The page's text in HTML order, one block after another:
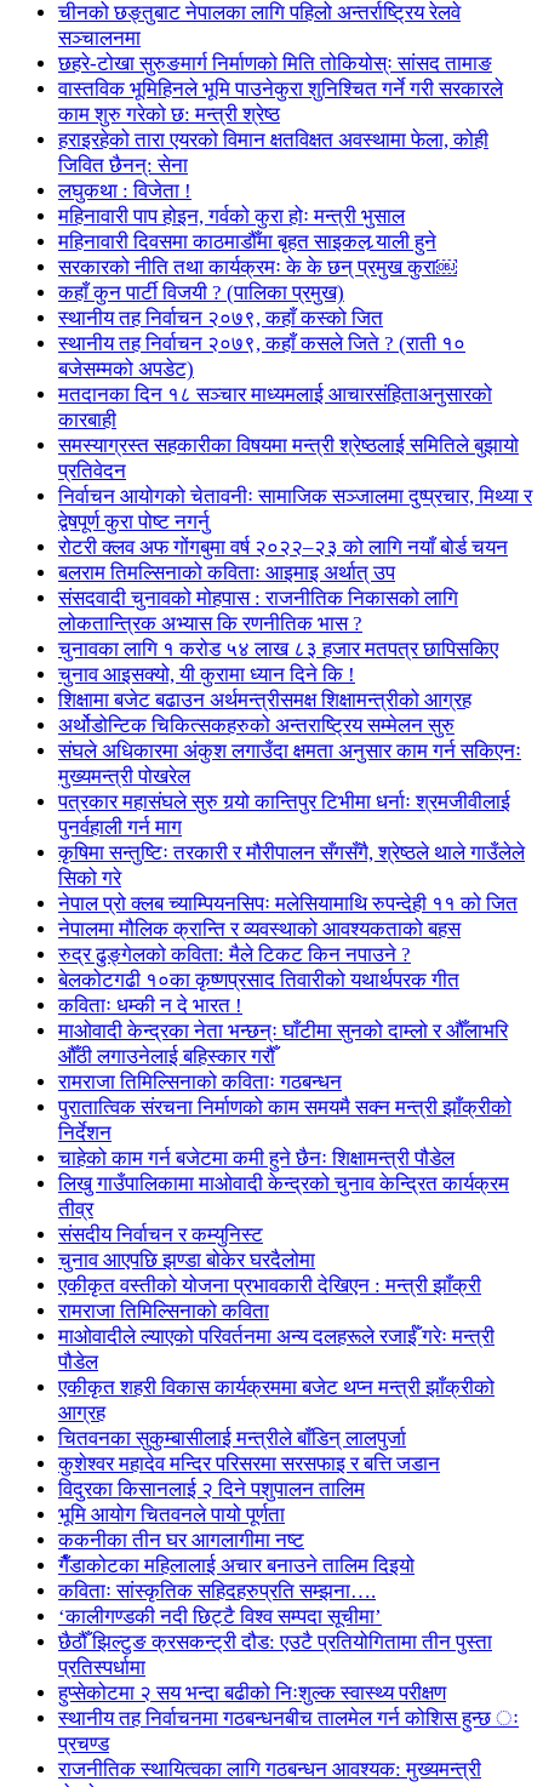
चीनको छङ्तुबाट नेपालका लागि पहिलो अन्तर्राष्ट्रिय रेलवे
सञ्चालनमा
छहरे-टोखा सुरुङमार्ग निर्माणको मिति तोकियोस्ः सांसद तामाङ
वास्तविक भूमिहिनले भूमि पाउनेकुरा शुनिश्चित गर्ने गरी सरकारले
काम शुरु गरेको छ: मन्त्री श्रेष्ठ
हराइरहेको तारा एयरको विमान क्षतविक्षत अवस्थामा फेला, कोही
जिवित छैनन्: सेना
लघुकथा : विजेता !
महिनावारी पाप होइन, गर्वको कुरा होः मन्त्री भुसाल
महिनावारी दिवसमा काठमाडौँमा बृहत साइकल र्‍याली हुने
सरकारको नीति तथा कार्यक्रमः के के छन् प्रमुख कुरा￼
कहाँ कुन पार्टी विजयी ? (पालिका प्रमुख)
स्थानीय तह निर्वाचन २०७९, कहाँ कस्को जित
स्थानीय तह निर्वाचन २०७९, कहाँ कसले जिते ? (राती १०
बजेसम्मको अपडेट)
मतदानका दिन १८ सञ्चार माध्यमलाई आचारसंहिताअनुसारको
कारबाही
समस्याग्रस्त सहकारीका विषयमा मन्त्री श्रेष्ठलाई समितिले बुझायो
प्रतिवेदन
निर्वाचन आयोगको चेतावनीः सामाजिक सञ्जालमा दुष्प्रचार, मिथ्या र
द्वेषपूर्ण कुरा पोष्ट नगर्नु
रोटरी क्लव अफ गोंगबुमा वर्ष २०२२–२३ को लागि नयाँ बोर्ड चयन
बलराम तिमल्सिनाको कविताः आइमाइ अर्थात् उप
संसदवादी चुनावको मोहपास : राजनीतिक निकासको लागि
लोकतान्त्रिक अभ्यास कि रणनीतिक भास ?
चुनावका लागि १ करोड ५४ लाख ८३ हजार मतपत्र छापिसकिए
चुनाव आइसक्यो, यी कुरामा ध्यान दिने कि !
शिक्षामा बजेट बढाउन अर्थमन्त्रीसमक्ष शिक्षामन्त्रीको आग्रह
अर्थोडोन्टिक चिकित्सकहरुको अन्तराष्ट्रिय सम्मेलन सुरु
संघले अधिकारमा अंकुश लगाउँदा क्षमता अनुसार काम गर्न सकिएनः
मुख्यमन्त्री पोखरेल
पत्रकार महासंघले सुरु गर्‍यो कान्तिपुर टिभीमा धर्नाः श्रमजीवीलाई
पुनर्वहाली गर्न माग
कृषिमा सन्तुष्टिः तरकारी र मौरीपालन सँगसँगै, श्रेष्ठले थाले गाउँलेले
सिको गरे
नेपाल प्रो क्लब च्याम्पियनसिपः मलेसियामाथि रुपन्देही ११ को जित
नेपालमा मौलिक क्रान्ति र व्यवस्थाको आवश्यकताको बहस
रुद्र ढुङ्गेलको कविता: मैले टिकट किन नपाउने ?
बेलकोटगढी १०का कृष्णप्रसाद तिवारीको यथार्थपरक गीत
कविताः धम्की न दे भारत !
माओवादी केन्द्रका नेता भन्छन्ः घाँटीमा सुनको दाम्लो र औँलाभरि
औँठी लगाउनेलाई बहिस्कार गरौँ
रामराजा तिमिल्सिनाको कविताः गठबन्धन
पुरातात्विक संरचना निर्माणको काम समयमै सक्न मन्त्री झाँक्रीको
निर्देशन
चाहेको काम गर्न बजेटमा कमी हुने छैनः शिक्षामन्त्री पौडेल
लिखु गाउँपालिकामा माओवादी केन्द्रको चुनाव केन्द्रित कार्यक्रम
तीव्र
संसदीय निर्वाचन र कम्युनिस्ट
चुनाव आएपछि झण्डा बोकेर घरदैलोमा
एकीकृत वस्तीको योजना प्रभावकारी देखिएन : मन्त्री झाँक्री
रामराजा तिमिल्सिनाको कविता
माओवादीले ल्याएको परिवर्तनमा अन्य दलहरूले रजाईँ गरेः मन्त्री
पौडेल
एकीकृत शहरी विकास कार्यक्रममा बजेट थप्न मन्त्री झाँक्रीको
आग्रह
चितवनका सुकुम्बासीलाई मन्त्रीले बाँडिन् लालपुर्जा
कुशेश्वर महादेव मन्दिर परिसरमा सरसफाइ र बत्ति जडान
विदुरका किसानलाई २ दिने पशुपालन तालिम
भूमि आयोग चितवनले पायो पूर्णता
ककनीका तीन घर आगलागीमा नष्ट
गैँडाकोटका महिलालाई अचार बनाउने तालिम दिइयो
कविताः सांस्कृतिक सहिदहरुप्रति सम्झना….
‘कालीगण्डकी नदी छिट्टै विश्व सम्पदा सूचीमा’
छैठौँ झिल्टुङ क्रसकन्ट्री दौड: एउटै प्रतियोगितामा तीन पुस्ता
प्रतिस्पर्धामा
हुप्सेकोटमा २ सय भन्दा बढीको निःशुल्क स्वास्थ्य परीक्षण
स्थानीय तह निर्वाचनमा गठबन्धनबीच तालमेल गर्न कोशिस हुन्छ ः
प्रचण्ड
राजनीतिक स्थायित्वका लागि गठबन्धन आवश्यक: मुख्यमन्त्री